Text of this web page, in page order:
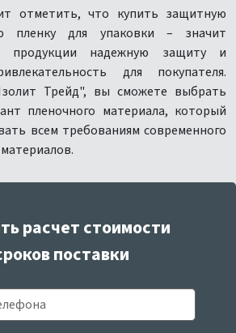
отметить, что купить защитную
пленку для упаковки – значит
продукции надежную защиту и
для покупателя.
Трейд", вы сможете выбрать
пленочного материала, который
всем требованиям современного
расчет стоимости
поставки